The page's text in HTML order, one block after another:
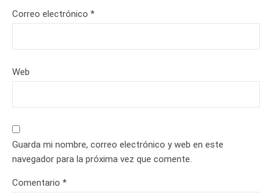
Correo electrónico *
Web
Guarda mi nombre, correo electrónico y web en este
navegador para la próxima vez que comente.
Comentario *